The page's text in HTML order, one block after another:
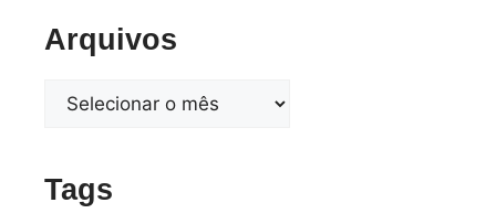
Arquivos
Tags